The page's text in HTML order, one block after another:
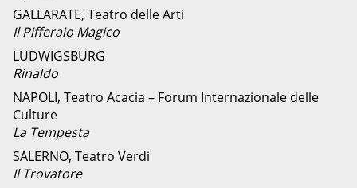
GALLARATE, Teatro delle Arti
Il Pifferaio Magico
LUDWIGSBURG
Rinaldo
NAPOLI, Teatro Acacia – Forum Internazionale delle
Culture
La Tempesta
SALERNO, Teatro Verdi
Il Trovatore